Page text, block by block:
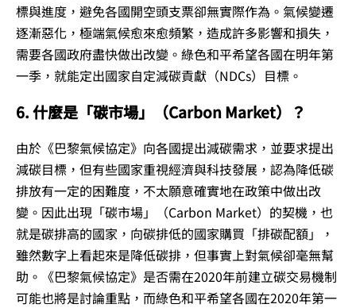
標與進度，避免各國開空頭支票卻無實際作為。氣候變遷
逐漸惡化，極端氣候愈來愈頻繁，造成許多影響和損失，
需要各國政府盡快做出改變。綠色和平希望各國在明年第
一季，就能定出國家自定減碳貢獻（NDCs）目標。
6. 什麼是「碳市場」（Carbon Market）？
由於《巴黎氣候協定》向各國提出減碳需求，並要求提出
減碳目標，但有些國家重視經濟與科技發展，認為降低碳
排放有一定的困難度，不太願意確實地在政策中做出改
變。因此出現「碳市場」（Carbon Market）的契機，也
就是碳排高的國家，向碳排低的國家購買「排碳配額」，
雖然數字上看起來是降低碳排，但事實上對氣候卻毫無幫
助。《巴黎氣候協定》是否需在2020年前建立碳交易機制
可能也將是討論重點，而綠色和平希望各國在2020年第一